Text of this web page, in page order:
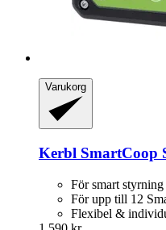
Varukorg
Kerbl SmartCoop
För smart
För upp till 12
Flexibel &